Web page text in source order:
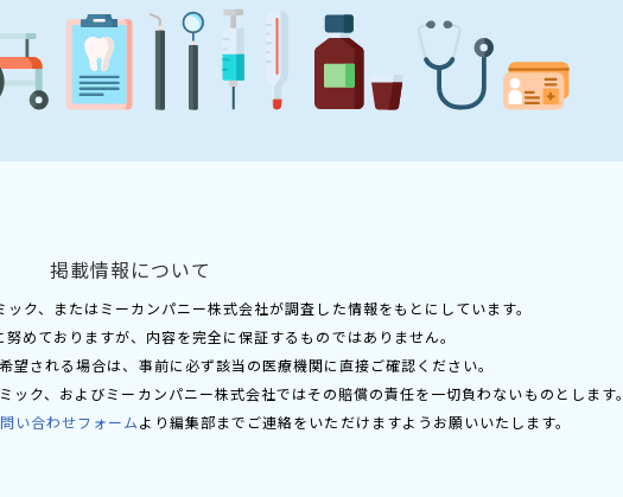
掲載情報について
ク、またはミーカンパニー株式会社が調査した情報をもとにしています。
めておりますが、内容を完全に保証するものではありません。
望される場合は、事前に必ず該当の医療機関に直接ご確認ください。
ク、およびミーカンパニー株式会社ではその賠償の責任を一切負わないものとします。
い合わせフォームより編集部までご連絡をいただけますようお願いいたします。